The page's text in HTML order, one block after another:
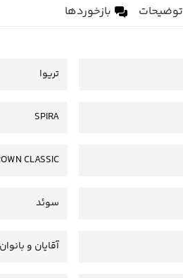
توضیحات بازخوردها
تریوا
SPIRA
CLASSIC
سوئد
آقایان و بانوان